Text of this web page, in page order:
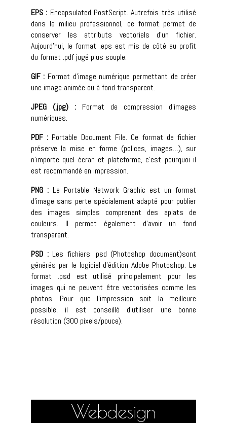
EPS : Encapsulated PostScript. Autrefois très utilisé
dans le milieu professionnel, ce format permet de
conserver les attributs vectoriels d’un fichier.
Aujourd’hui, le format .eps est mis de côté au profit
du format .pdf jugé plus souple.
GIF : Format d’image numérique permettant de créer
une image animée ou à fond transparent.
JPEG (.jpg) :Format de compression d’images
numériques.
PDF : Portable Document File. Ce format de fichier
préserve la mise en forme (polices, images…), sur
n’importe quel écran et plateforme, c’est pourquoi il
est recommandé en impression.
PNG :Le Portable Network Graphic est un format
d’image sans perte spécialement adapté pour publier
des images simples comprenant des aplats de
couleurs. Il permet également d’avoir un fond
transparent.
PSD : Les fichiers .psd (Photoshop document)sont
générés par le logiciel d’édition Adobe Photoshop. Le
format .psd est utilisé principalement pour les
images qui ne peuvent être vectorisées comme les
photos. Pour que l’impression soit la meilleure
possible, il est conseillé d’utiliser une bonne
résolution (300 pixels/pouce).
Webdesign